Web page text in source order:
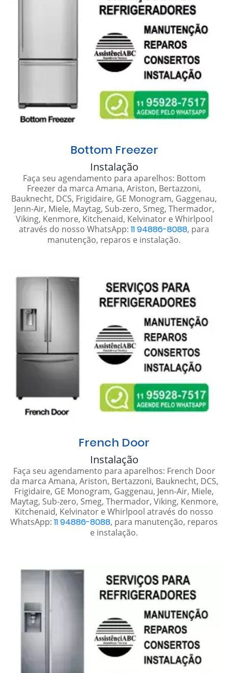
Bottom Freezer
Instalação
Faça seu agendamento para aparelhos: Bottom
Freezer da marca Amana, Ariston, Bertazzoni,
Bauknecht, DCS, Frigidaire, GE Monogram, Gaggenau,
Jenn-Air, Miele, Maytag, Sub-zero, Smeg, Thermador,
Viking, Kenmore, Kitchenaid, Kelvinator e Whirlpool
através do nosso WhatsApp: 11 94886-8088, para
manutenção, reparos e instalação.
French Door
Instalação
Faça seu agendamento para aparelhos: French Door
da marca Amana, Ariston, Bertazzoni, Bauknecht, DCS,
Frigidaire, GE Monogram, Gaggenau, Jenn-Air, Miele,
Maytag, Sub-zero, Smeg, Thermador, Viking, Kenmore,
Kitchenaid, Kelvinator e Whirlpool através do nosso
WhatsApp: 11 94886-8088, para manutenção, reparos
e instalação.